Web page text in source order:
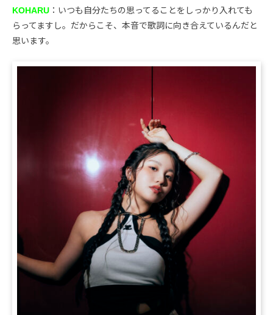
KOHARU ：いつも自分たちの思ってることをしっかり入れても
らってますし。だからこそ、本音で歌詞に向き合えているんだと
思います。